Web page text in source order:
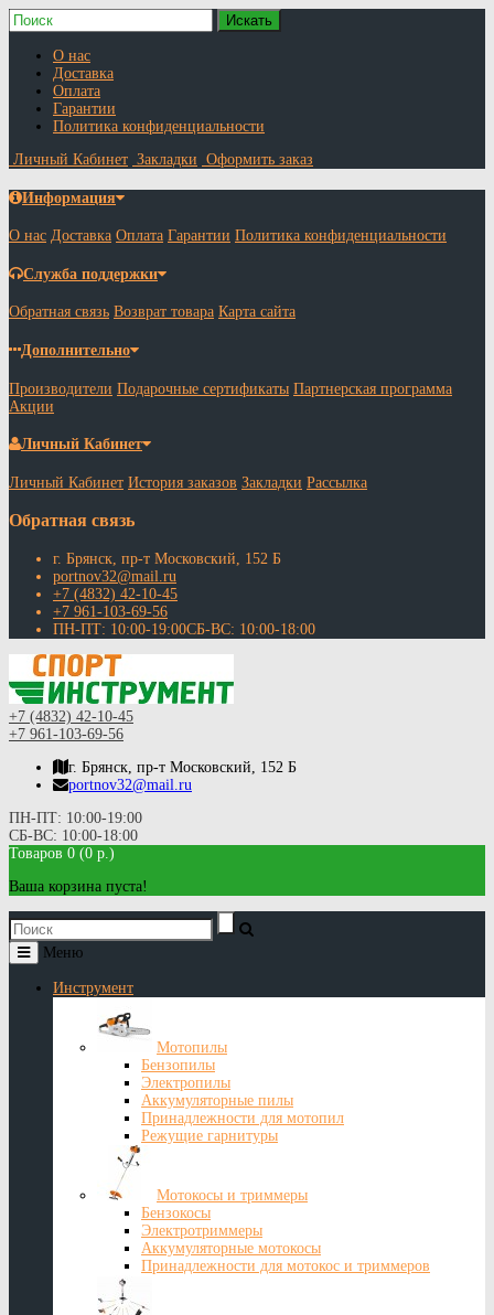
О нас
Доставка
Оплата
Гарантии
Политика конфиденциальности
Личный Кабинет Закладки Оформить заказ
Информация
О нас Доставка Оплата Гарантии Политика конфиденциальности
Служба поддержки
Обратная связь Возврат товара Карта сайта
Дополнительно
Производители Подарочные сертификаты Партнерская программа
Акции
Личный Кабинет
Личный Кабинет История заказов Закладки Рассылка
Обратная связь
г. Брянск, пр-т Московский, 152 Б
portnov32@mail.ru
+7 (4832) 42-10-45
+7 961-103-69-56
ПН-ПТ: 10:00-19:00СБ-ВС: 10:00-18:00
+7 (4832) 42-10-45
+7 961-103-69-56
г. Брянск, пр-т Московский, 152 Б
portnov32@mail.ru
ПН-ПТ: 10:00-19:00
СБ-ВС: 10:00-18:00
Товаров 0 (0 р.)
Ваша корзина пуста!
Меню
Инструмент
Мотопилы
Бензопилы
Электропилы
Аккумуляторные пилы
Принадлежности для мотопил
Режущие гарнитуры
Мотокосы и триммеры
Бензокосы
Электротриммеры
Аккумуляторные мотокосы
Принадлежности для мотокос и триммеров